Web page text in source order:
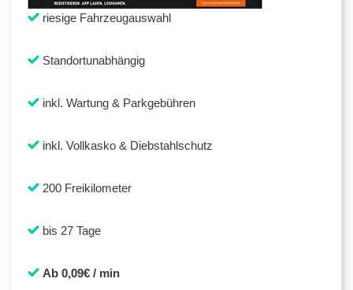
riesige Fahrzeugauswahl
Standortunabhängig
inkl. Wartung & Parkgebühren
inkl. Vollkasko & Diebstahlschutz
200 Freikilometer
bis 27 Tage
Ab 0,09€ / min